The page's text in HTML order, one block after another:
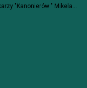
"Kanonierów " Mikela...